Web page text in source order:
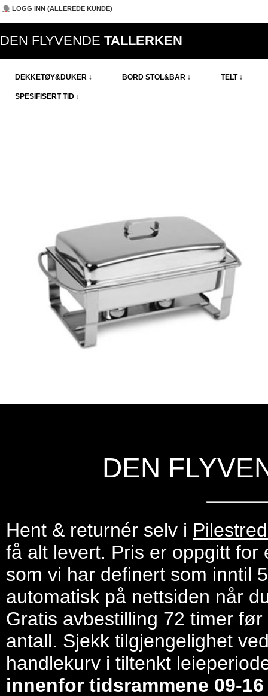
LOGG INN (ALLEREDE KUNDE)
DEN FLYVENDE TALLERKEN
DEKKETØY&DUKER ↓ BORD STOL&BAR ↓ TELT ↓
SPESIFISERT TID ↓
DEN
Hent & returnér selv i
få alt levert. Pris er oppgitt
som vi har definert som inntil
automatisk på nettsiden når
Gratis avbestilling 72 timer
antall. Sjekk tilgjengelighet
handlekurv i tiltenkt
innenfor tidsrammene 09-